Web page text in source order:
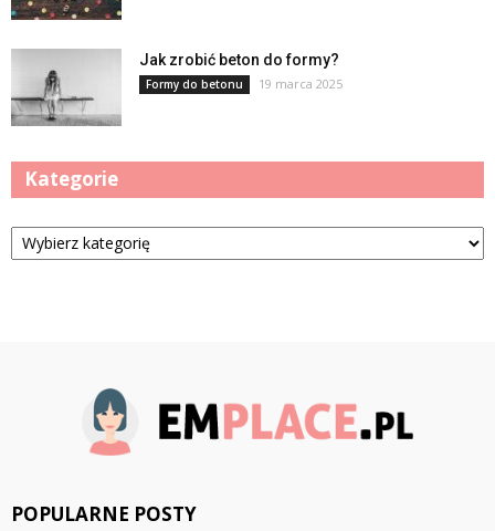
Jak zrobić beton do formy?
Formy do betonu 19 marca 2025
Kategorie
Kategorie
POPULARNE POSTY